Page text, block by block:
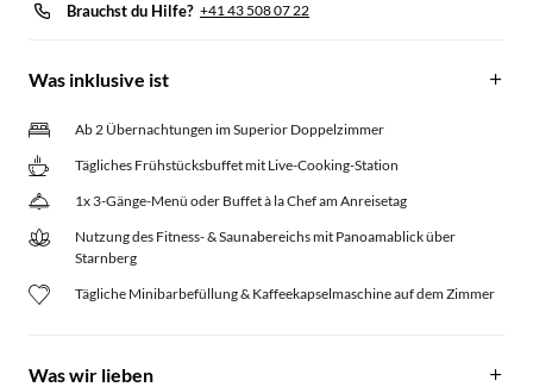
Brauchst du Hilfe? +41 43 508 07 22
Was inklusive ist
Ab 2 Übernachtungen im Superior Doppelzimmer
Tägliches Frühstücksbuffet mit Live-Cooking-Station
1x 3-Gänge-Menü oder Buffet à la Chef am Anreisetag
Nutzung des Fitness- & Saunabereichs mit Panoamablick über
Starnberg
Tägliche Minibarbefüllung & Kaffeekapselmaschine auf dem Zimmer
Was wir lieben